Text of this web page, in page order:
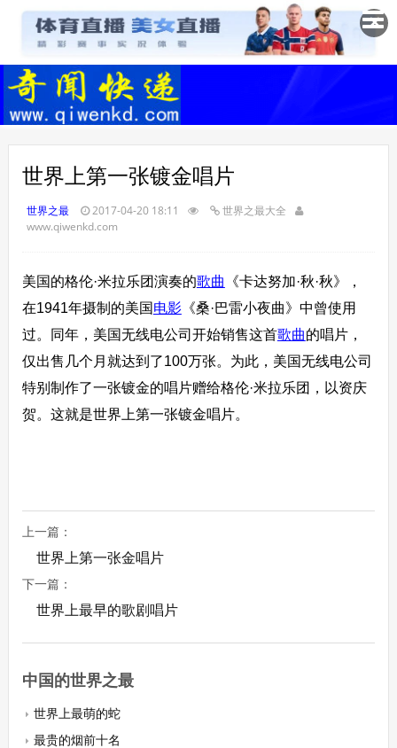
✕
世界上第一张镀金唱片
世界之最 2017-04-20 18:11
世界之最大全
www.qiwenkd.com
美国的格伦·米拉乐团演奏的歌曲
《卡达努加·秋·秋》，
在1941年摄制的美国电影《桑·巴雷小夜曲》中曾使用
过。同年，美国无线电公司开始销售这首歌曲的唱片，
仅出售几个月就达到了100万张。为此，美国无线电公司
特别制作了一张镀金的唱片赠给格伦·米拉乐团，以资庆
贺。这就是世界上第一张镀金唱片。
上一篇：
世界上第一张金唱片
下一篇：
世界上最早的歌剧唱片
中国的世界之最
世界上最萌的蛇
最贵的烟前十名